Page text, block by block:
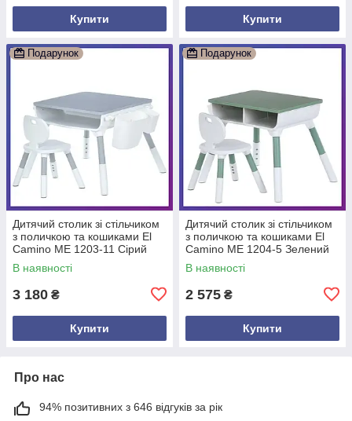
Купити Купити
Подарунок
Дитячий столик зі стільчиком
з поличкою та кошиками El
Camino ME 1203-11 Сірий
В наявності
3 180 ₴
Купити
Подарунок
Дитячий столик зі стільчиком
з поличкою та кошиками El
Camino ME 1204-5 Зелений
В наявності
2 575 ₴
Купити
Про нас
94% позитивних з 646 відгуків за рік